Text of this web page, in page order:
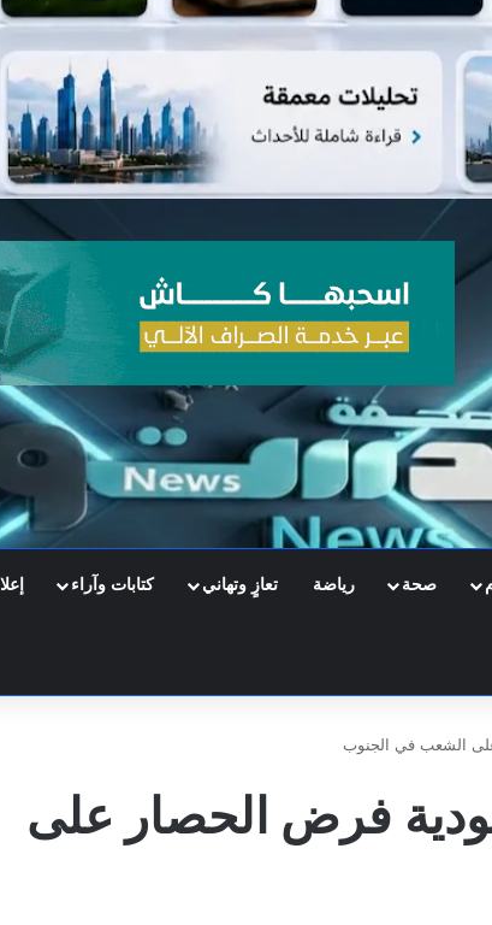
صحة رياضة تعازٍ وتهاني كتابات وآراء
الشعب في الجنوب
فرض الحصار على